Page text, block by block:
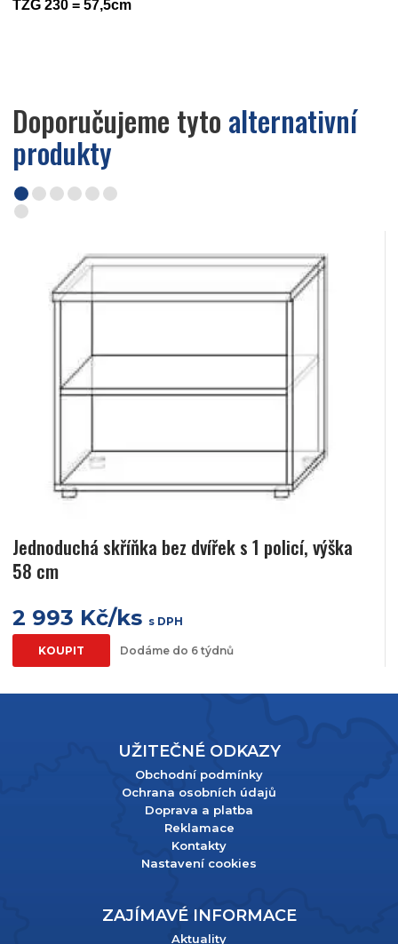
TZG 230 = 57,5cm
Doporučujeme tyto alternativní
produkty
Jednoduchá skříňka bez dvířek s 1 policí, výška
58 cm
2 993 Kč/ks s DPH
KOUPIT Dodáme do 6 týdnů
UŽITEČNÉ ODKAZY
Obchodní podmínky
Ochrana osobních údajů
Doprava a platba
Reklamace
Kontakty
Nastavení cookies
ZAJÍMAVÉ INFORMACE
Aktuality